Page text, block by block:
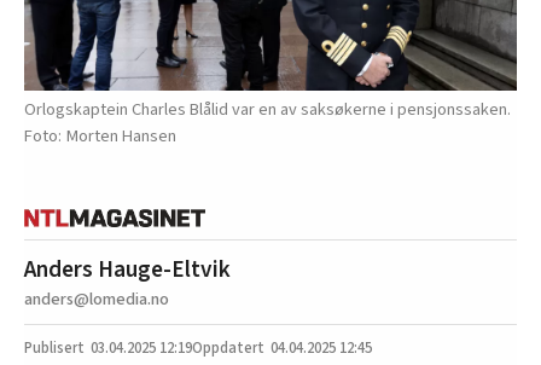
Orlogskaptein Charles Blålid var en av saksøkerne i pensjonssaken.
Morten Hansen
Anders Hauge-Eltvik
anders@lomedia.no
03.04.2025 12:19 04.04.2025 12:45